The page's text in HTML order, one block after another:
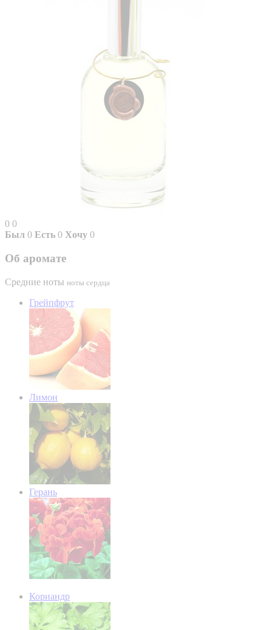
0 0
Был 0 Есть 0 Хочу 0
Об аромате
Средние ноты ноты сердца
Грейпфрут
Лимон
Герань
Кориандр